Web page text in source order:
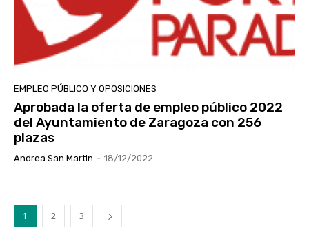
EMPLEO PÚBLICO Y OPOSICIONES
Aprobada la oferta de empleo público 2022
del Ayuntamiento de Zaragoza con 256
plazas
Andrea San Martin - 18/12/2022
1 2 3